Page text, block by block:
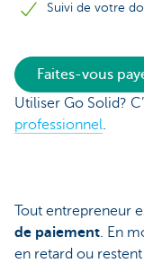
Suivi de votre
Faites-vous
Utiliser Go Solid?
professionnel.
Tout entrepreneur
de paiement. En
en retard ou